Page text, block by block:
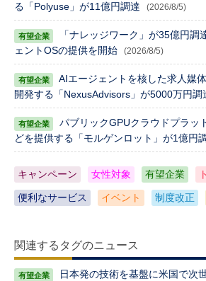
る「Polyuse」が11億円調達
(2026/8/5)
「ナレッジワーク」が35億円
ェントOSの提供を開始
(2026/8/5)
AIエージェントを核した求人媒
開発する「NexusAdvisors」が5000万円調
パブリックGPUクラウドプラッ
どを提供する「モルゲンロット」が1億円
キャンペーン 女性対象 有望企業
便利なサービス イベント 制度改正
関連するタグのニュース
日本発の技術を基盤に米国で次